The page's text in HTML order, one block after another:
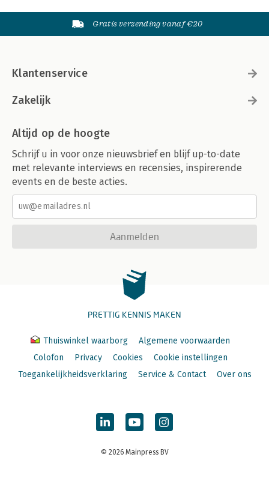
Gratis verzending vanaf €20
Klantenservice
Zakelijk
Altijd op de hoogte
Schrijf u in voor onze nieuwsbrief en blijf up-to-date
met relevante interviews en recensies, inspirerende
events en de beste acties.
Aanmelden
PRETTIG KENNIS MAKEN
Thuiswinkel waarborg
Algemene voorwaarden
Colofon
Privacy Cookies
Cookie instellingen
Toegankelijkheidsverklaring
Service & Contact Over ons
© 2026 Mainpress BV